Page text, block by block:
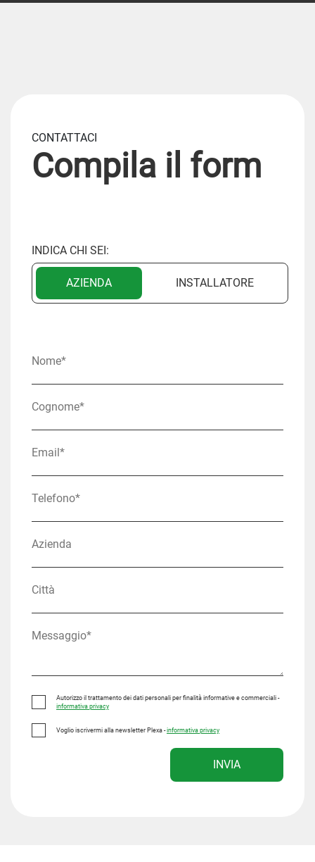
CONTATTACI
Compila il form
INDICA CHI SEI:
AZIENDA INSTALLATORE
Autorizzo il trattamento dei dati personali per finalità informative e commerciali -
informativa privacy
Voglio iscrivermi alla newsletter Plexa -informativa privacy
INVIA